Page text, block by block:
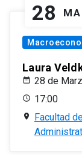
28
Laura
28 de
17:00
Facultad